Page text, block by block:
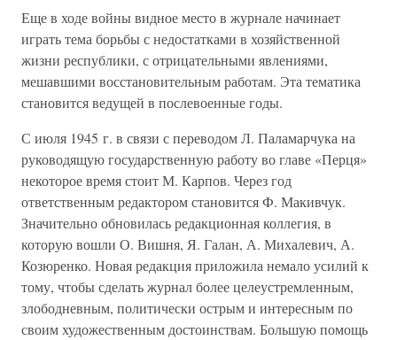
Еще в ходе войны видное место в журнале начинает
играть тема борьбы с недостатками в хозяйственной
жизни республики, с отрицательными явлениями,
мешавшими восстановительным работам. Эта тематика
становится ведущей в послевоенные годы.
С июля 1945 г. в связи с переводом Л. Паламарчука на
руководящую государственную работу во главе «Перця»
некоторое время стоит М. Карпов. Через год
ответственным редактором становится Ф. Макивчук.
Значительно обновилась редакционная коллегия, в
которую вошли О. Вишня, Я. Галан, А. Михалевич, А.
Козюренко. Новая редакция приложила немало усилий к
тому, чтобы сделать журнал более целеустремленным,
злободневным, политически острым и интересным по
своим художественным достоинствам. Большую помощь